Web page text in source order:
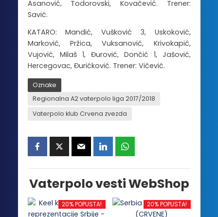
Asanović, Todorovski, Kovačević. Trener:
Savić.
KATARO: Mandić, Vušković 3, Uskoković,
Marković, Pržica, Vuksanović, Krivokapić,
Vujović, Milaš 1, Đurović, Dončić 1, Jašović,
Hercegovac, Đurićković. Trener: Vičević.
Oznake
Regionalna A2 vaterpolo liga 2017/2018
Vaterpolo klub Crvena zvezda
Vaterpolo vesti WebShop
20% POPUSTA! 20% POPUSTA!